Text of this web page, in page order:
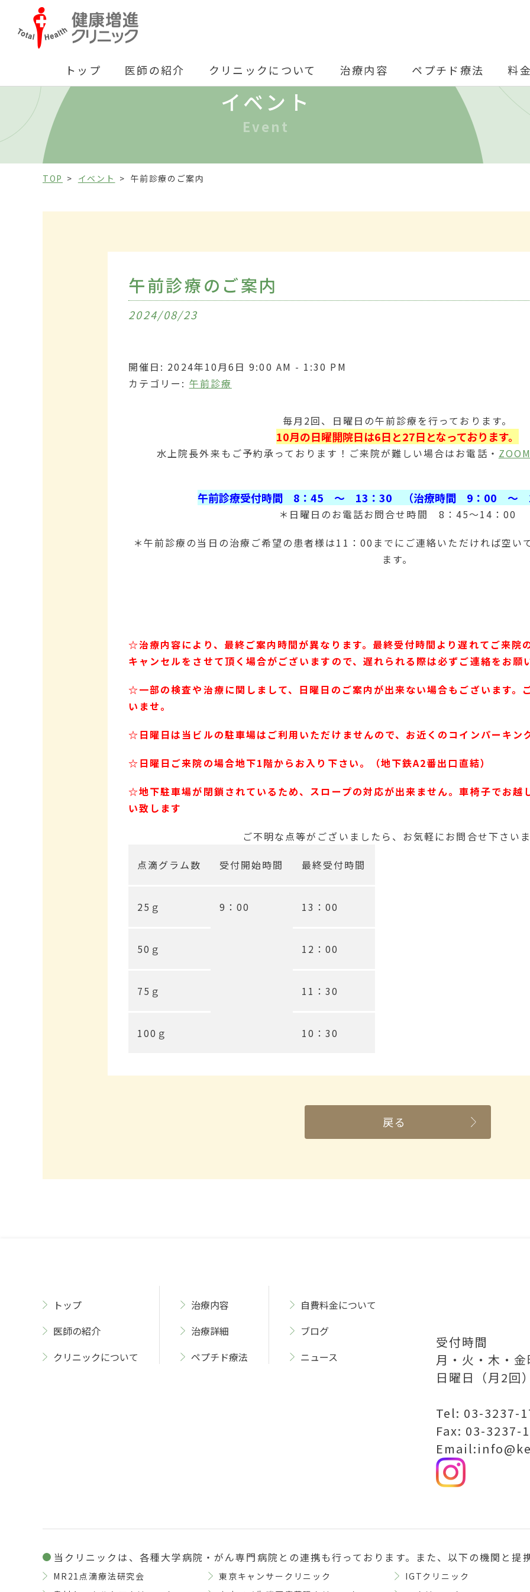
トップ 医師の紹介 クリニックについて 治療内容 ペプチド療法 料
イベント
Event
TOP イベント 午前診療のご案内
午前診療のご案内
2024/08/23
開催日: 2024年10月6日 9:00 AM - 1:30 PM
カテゴリー: 午前診療
毎月2回、日曜日の午前診療を行っております。
10月の日曜開院日は6日と27日となっております。
水上院長外来もご予約承っております！ご来院が難しい場合はお電話・
午前診療受付時間 8：45 ～ 13：30 （治療時間 9：00
＊日曜日のお電話お問合せ時間 8：45～14：00
＊午前診療の当日の治療ご希望の患者様は11：00までにご連絡いただければ空い
ます。
☆治療内容により、最終ご案内時間が異なります。最終受付時間より遅れてご来院
キャンセルをさせて頂く場合がございますので、遅れられる際は必ずご連絡をお願
☆一部の検査や治療に関しまして、日曜日のご案内が出来ない場合もございます。
いませ。
☆日曜日は当ビルの駐車場はご利用いただけませんので、お近くのコインパーキン
☆日曜日ご来院の場合地下1階からお入り下さい。（地下鉄A2番出口直結）
☆地下駐車場が閉鎖されているため、スロープの対応が出来ません。車椅子でお越
い致します
ご不明な点等がございましたら、お気軽にお問合せ下さい
点滴グラム数
受付開始時間 最終受付時間
25ｇ 9：00 13：00
50ｇ 12：00
75ｇ 11：30
100ｇ 10：30
戻る
受付時間
月・火・木・
日曜日（月2回
Tel: 03-3237-
Fax: 03-3237-
トップ
医師の紹介
クリニックについて
治療内容
治療詳細
ペプチド療法
自費料金について
ブログ
ニュース
当クリニックは、各種大学病院・がん専門病院との連携も行っております。また、以下の機関と提
MR21点滴療法研究会 東京キャンサークリニック
IGTクリニック